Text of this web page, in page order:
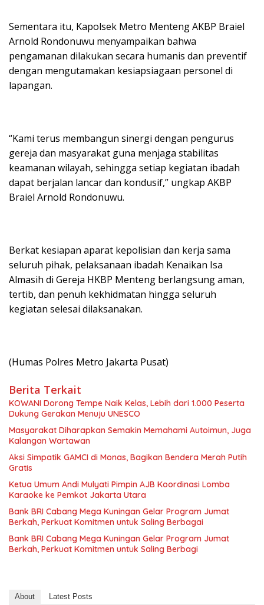
Sementara itu, Kapolsek Metro Menteng AKBP Braiel
Arnold Rondonuwu menyampaikan bahwa
pengamanan dilakukan secara humanis dan preventif
dengan mengutamakan kesiapsiagaan personel di
lapangan.
“Kami terus membangun sinergi dengan pengurus
gereja dan masyarakat guna menjaga stabilitas
keamanan wilayah, sehingga setiap kegiatan ibadah
dapat berjalan lancar dan kondusif,” ungkap AKBP
Braiel Arnold Rondonuwu.
Berkat kesiapan aparat kepolisian dan kerja sama
seluruh pihak, pelaksanaan ibadah Kenaikan Isa
Almasih di Gereja HKBP Menteng berlangsung aman,
tertib, dan penuh kekhidmatan hingga seluruh
kegiatan selesai dilaksanakan.
(Humas Polres Metro Jakarta Pusat)
Berita Terkait
KOWANI Dorong Tempe Naik Kelas, Lebih dari 1.000 Peserta
Dukung Gerakan Menuju UNESCO
Masyarakat Diharapkan Semakin Memahami Autoimun, Juga
Kalangan Wartawan
Aksi Simpatik GAMCI di Monas, Bagikan Bendera Merah Putih
Gratis
Ketua Umum Andi Mulyati Pimpin AJB Koordinasi Lomba
Karaoke ke Pemkot Jakarta Utara
Bank BRI Cabang Mega Kuningan Gelar Program Jumat
Berkah, Perkuat Komitmen untuk Saling Berbagai
Bank BRI Cabang Mega Kuningan Gelar Program Jumat
Berkah, Perkuat Komitmen untuk Saling Berbagi
About Latest Posts